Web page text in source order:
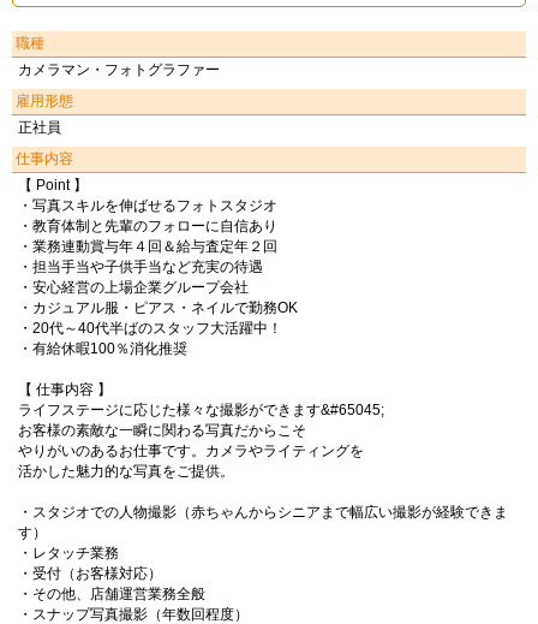
職種
カメラマン・フォトグラファー
雇用形態
正社員
仕事内容
【 Point 】
・写真スキルを伸ばせるフォトスタジオ
・教育体制と先輩のフォローに自信あり
・業務連動賞与年４回＆給与査定年２回
・担当手当や子供手当など充実の待遇
・安心経営の上場企業グループ会社
・カジュアル服・ピアス・ネイルで勤務OK
・20代～40代半ばのスタッフ大活躍中！
・有給休暇100％消化推奨
【 仕事内容 】
ライフステージに応じた様々な撮影ができます&#65045;
お客様の素敵な一瞬に関わる写真だからこそ
やりがいのあるお仕事です。カメラやライティングを
活かした魅力的な写真をご提供。
・スタジオでの人物撮影（赤ちゃんからシニアまで幅広い撮影が経験できま
す）
・レタッチ業務
・受付（お客様対応）
・その他、店舗運営業務全般
・スナップ写真撮影（年数回程度）